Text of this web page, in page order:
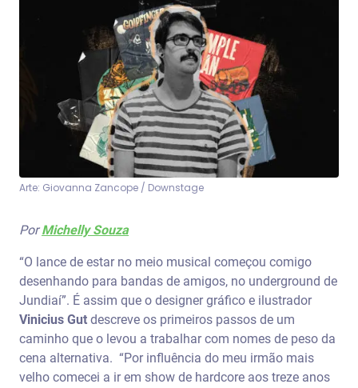
Arte: Giovanna Zancope / Downstage
PorMichelly Souza
“O lance de estar no meio musical começou comigo
desenhando para bandas de amigos, no underground de
Jundiaí”. É assim que o designer gráfico e ilustrador
Vinicius Gut descreve os primeiros passos de um
caminho que o levou a trabalhar com nomes de peso da
cena alternativa. “Por influência do meu irmão mais
velho comecei a ir em show de hardcore aos treze anos